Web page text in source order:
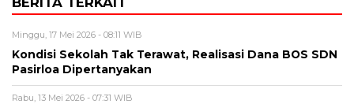
Minggu, 17 Mei 2026 - 08:11 WIB
Kondisi Sekolah Tak Terawat, Realisasi Dana BOS SDN
Pasirloa Dipertanyakan
Rabu, 13 Mei 2026 - 07:31 WIB